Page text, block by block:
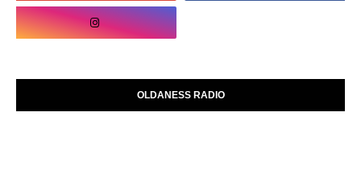
OLDANESS RADIO